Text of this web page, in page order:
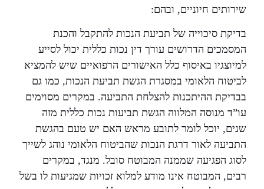
שירותים חיוניים, ובהם:
בדיקת סיכוייה של תביעת הנכות להתקבל והכנת
המסמכים הדרושים עורך דין נכות כללית יכול לסייע
למיוצגיו באיסוף כלל האישורים הרפואיים שיש להמציא
לביטוח הלאומי במסגרת הגשת תביעת הנכות, כמו גם
בבדיקת ההיתכנות להצלחת התביעה. במקרים מסוימים
עו”ד מנוסה המלווה הגשת תביעות נכות כללית מזה
שנים, יוכל לומר לתובע מראש האם יש טעם בהגשת
התביעה לאור דרגת הנכות שהביטוח הלאומי נוהג לשייך
לסוג הפגיעה שממנה המבוטח סובל. מנגד, במקרים
רבים, המבוטח אינו מודע למלוא זכויות שמגיעות לו בשל